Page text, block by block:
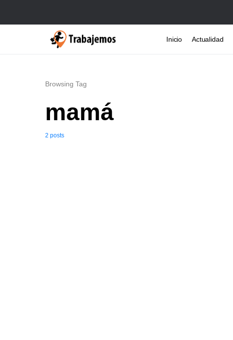
Inicio Actualidad
Browsing Tag
mamá
2 posts